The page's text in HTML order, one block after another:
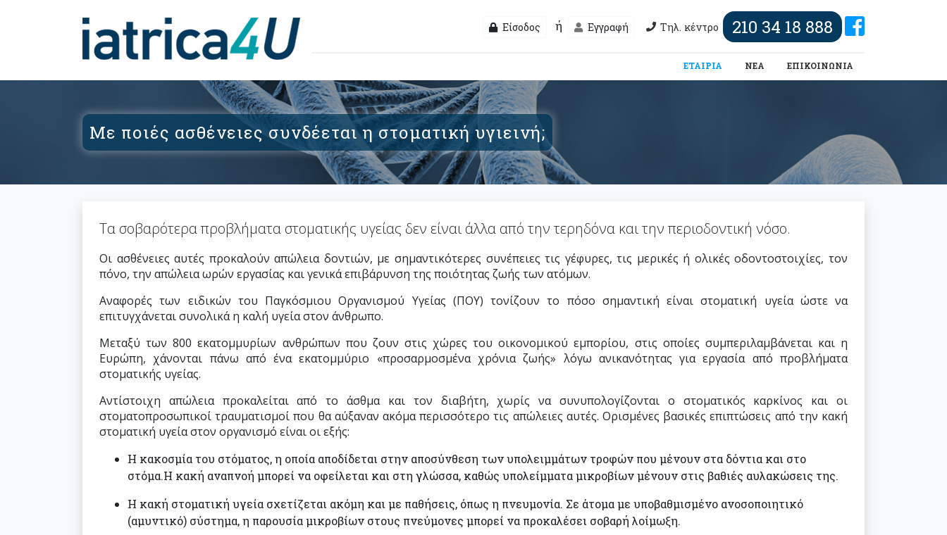
Είσοδος ή Εγγραφή Τηλ. κέντρο 210 34 18 888
ΕΤΑΙΡΙΑ (τωρινή)
ΝΕΑ ΕΠΙΚΟΙΝΩΝΙΑ
Με ποιές ασθένειες συνδέεται η στοματική υγιεινή;
Τα σοβαρότερα προβλήματα στοματικής υγείας δεν είναι άλλα από την τερηδόνα και την περιοδοντική νόσο.
Οι ασθένειες αυτές προκαλούν απώλεια δοντιών, με σημαντικότερες συνέπειες τις γέφυρες, τις μερικές ή ολικές οδοντοστοιχίες, τον
πόνο, την απώλεια ωρών εργασίας και γενικά επιβάρυνση της ποιότητας ζωής των ατόμων.
Αναφορές των ειδικών του Παγκόσμιου Οργανισμού Υγείας (ΠΟΥ) τονίζουν το πόσο σημαντική είναι στοματική υγεία ώστε να
επιτυγχάνεται συνολικά η καλή υγεία στον άνθρωπο.
Μεταξύ των 800 εκατομμυρίων ανθρώπων που ζουν στις χώρες του οικονομικού εμπορίου, στις οποίες συμπεριλαμβάνεται και η
Ευρώπη, χάνονται πάνω από ένα εκατομμύριο «προσαρμοσμένα χρόνια ζωής» λόγω ανικανότητας για εργασία από προβλήματα
στοματικής υγείας.
Αντίστοιχη απώλεια προκαλείται από το άσθμα και τον διαβήτη, χωρίς να συνυπολογίζονται ο στοματικός καρκίνος και οι
στοματοπροσωπικοί τραυματισμοί που θα αύξαναν ακόμα περισσότερο τις απώλειες αυτές. Ορισμένες βασικές επιπτώσεις από την κακή
στοματική υγεία στον οργανισμό είναι οι εξής:
Η κακοσμία του στόματος, η οποία αποδίδεται στην αποσύνθεση των υπολειμμάτων τροφών που μένουν στα δόντια και στο
στόμα.Η κακή αναπνοή μπορεί να οφείλεται και στη γλώσσα, καθώς υπολείμματα μικροβίων μένουν στις βαθιές αυλακώσεις της.
Η κακή στοματική υγεία σχετίζεται ακόμη και με παθήσεις, όπως η πνευμονία. Σε άτομα με υποβαθμισμένο ανοσοποιητικό
(αμυντικό) σύστημα, η παρουσία μικροβίων στους πνεύμονες μπορεί να προκαλέσει σοβαρή λοίμωξη.